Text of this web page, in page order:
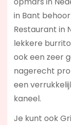
in Bant
Restaurant in
lekkere
ook een zeer
nagerecht
een
kaneel.
Je kunt ook